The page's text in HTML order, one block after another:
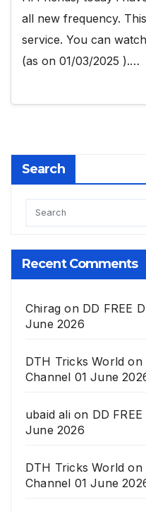
all new frequency.
service. You can
(as on 01/03/2025 ).…
Search
Recent Comments
Chirag on DD FREE
June 2026
DTH Tricks World on
Channel 01 June
ubaid alion DD
June 2026
DTH Tricks World on
Channel 01 June